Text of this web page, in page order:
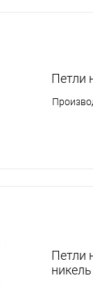
Петли
Петли
никель